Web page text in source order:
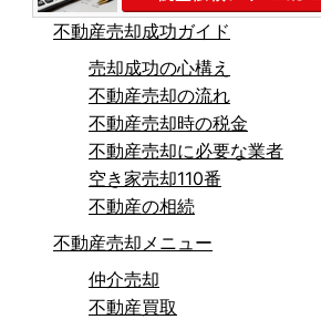
不動産売却成功ガイド
売却成功の心構え
不動産売却の流れ
不動産売却時の税金
不動産売却に必要な業者
空き家売却110番
不動産の相続
不動産売却メニュー
仲介売却
不動産買取